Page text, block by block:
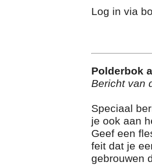
Log in via
Polderbok
Bericht van
Speciaal
je ook aan
Geef een
feit dat je
gebrouwen